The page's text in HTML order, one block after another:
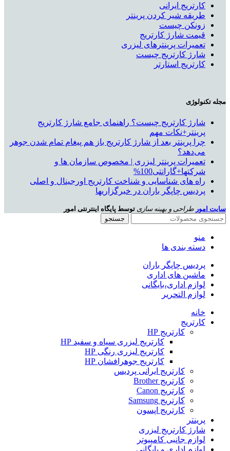
کارتریج ایرانی
طریقه شیر کردن پرینتر
زونکن چیست
قیمت شارژ کارتریج
تعمیرات پرینترهای لیزری
شارژ کارتریج چیست
کارتریج استارتر
مجله تکنولوژی
شارژ کارتریج چیست؟ راهنمای جامع شارژ کارتریج
پرینتر+نکات مهم
چرا پرینتر بعد از شارژ کارتریج باز هم پیغام تمام شدن جوهر
می‌دهد؟
تعمیرات پرینتر لیزری | مخصوص سازمان ها و
شرکتها+گارانتی100%
راه های شناسایی و شناخت کارتریج اورجینال و اصلی
پردیس چاپگر باران در خبرگزاریها
سایت امور طراحی و بهینه سازی توسط پایگاه اینترنتی امور
جستجو
منو
دسته بندی ها
پردیس چاپگر باران
ماشین های اداری
لوازم اداری،بایگانی
لوازم التحریر
خانه
کارتریج
کارتریج HP
کارتریج لیزری سیاه و سفید HP
کارتریج لیزری رنگی HP
کارتریج جوهرافشان HP
کارتریج ایرانی پردیس
کارتریج Brother
کارتریج Canon
کارتریج Samsung
کارتریج اپسون
پرینتر
شارژ کارتریج لیزری
لوازم جانبی کامپیوتر